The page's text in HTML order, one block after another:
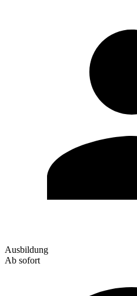
Ausbildung
Ab sofort